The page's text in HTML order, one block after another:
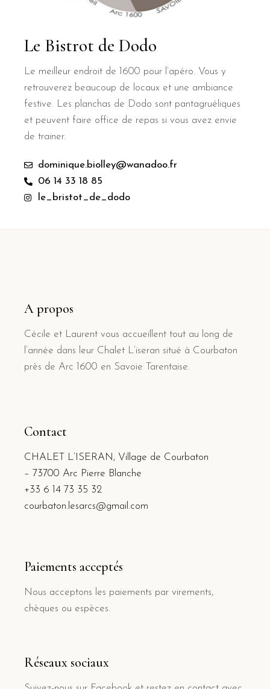
Le Bistrot de Dodo
Le meilleur endroit de 1600 pour l’apéro. Vous y
retrouverez beaucoup de locaux et une ambiance
festive. Les planchas de Dodo sont pantagruéliques
et peuvent faire office de repas si vous avez envie
de trainer.
dominique.biolley@wanadoo.fr
06 14 33 18 85
le_bristot_de_dodo
A propos
Cécile et Laurent vous accueillent tout au long de
l’année dans leur Chalet L’iseran situé à Courbaton
près de Arc 1600 en Savoie Tarentaise.
Contact
CHALET L’ISERAN, Village de Courbaton
– 73700 Arc Pierre Blanche
+33 6 14 73 35 32
courbaton.lesarcs@gmail.com
Paiements acceptés
Nous acceptons les paiements par virements,
chèques ou espèces.
Réseaux sociaux